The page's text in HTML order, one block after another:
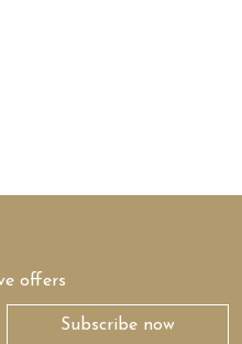
offers
Subscribe now